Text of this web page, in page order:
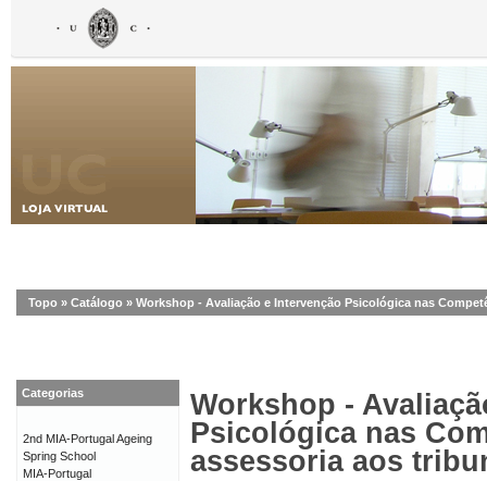
Topo » Catálogo » Workshop - Avaliação e Intervenção Psicológica nas
Workshop -
Psicológica nas
assessoria aos
Categorias
2nd MIA-Portugal Ageing
Spring School
MIA-Portugal